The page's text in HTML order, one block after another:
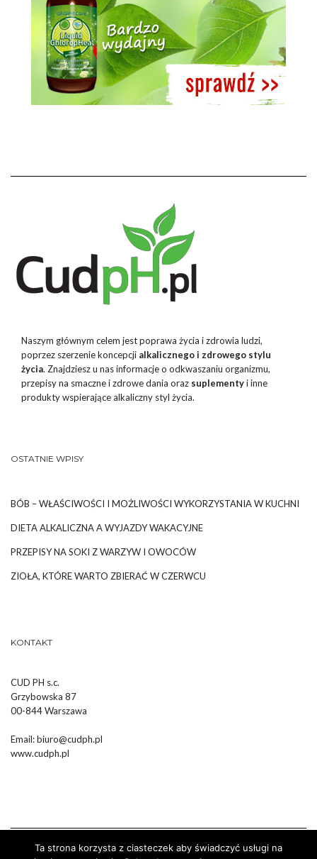
Naszym głównym celem jest poprawa życia i zdrowia ludzi,
poprzez szerzenie koncepcji alkalicznego i zdrowego stylu
życia. Znajdziesz u nas informacje o odkwaszaniu organizmu,
przepisy na smaczne i zdrowe dania oraz suplementyi inne
produkty wspierające alkaliczny styl życia.
OSTATNIE WPISY
BÓB – WŁAŚCIWOŚCI I MOŻLIWOŚCI WYKORZYSTANIA W KUCHNI
DIETA ALKALICZNA A WYJAZDY WAKACYJNE
PRZEPISY NA SOKI Z WARZYW I OWOCÓW
ZIOŁA, KTÓRE WARTO ZBIERAĆ W CZERWCU
KONTAKT
CUD PH s.c.
Grzybowska 87
00-844 Warszawa
Email:biuro@cudph.pl
www.cudph.pl
Ta strona korzysta z ciasteczek aby świadczyć usługi na